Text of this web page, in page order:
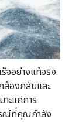
จอย่างแท้จริง
ล้องกลับและ
ะแก่การ
ณ์ที่คุณกำลัง